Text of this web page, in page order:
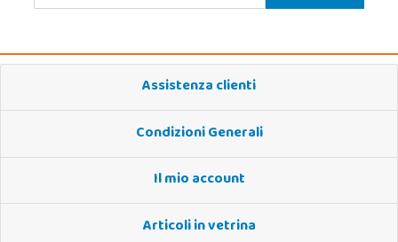
Assistenza clienti
Condizioni Generali
Il mio account
Articoli in vetrina